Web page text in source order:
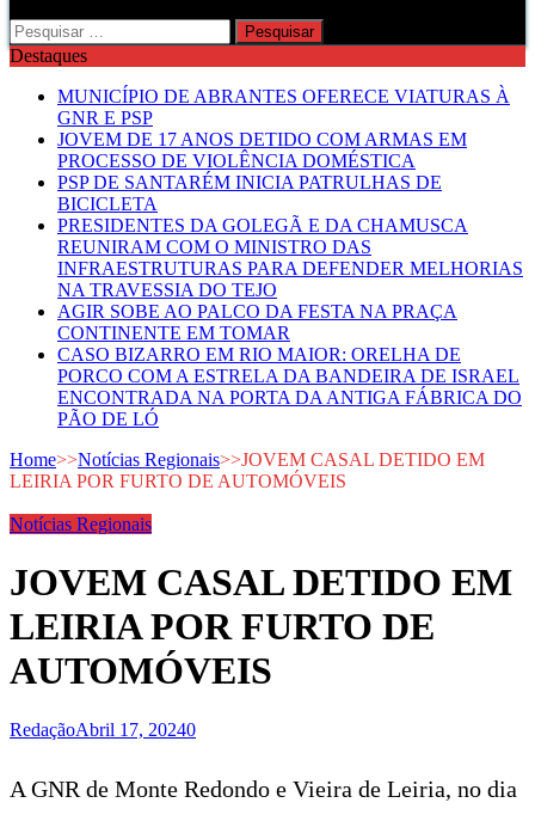
Pesquisar
por:
Destaques
MUNICÍPIO DE ABRANTES OFERECE VIATURAS À
GNR E PSP
JOVEM DE 17 ANOS DETIDO COM ARMAS EM
PROCESSO DE VIOLÊNCIA DOMÉSTICA
PSP DE SANTARÉM INICIA PATRULHAS DE
BICICLETA
PRESIDENTES DA GOLEGÃ E DA CHAMUSCA
REUNIRAM COM O MINISTRO DAS
INFRAESTRUTURAS PARA DEFENDER MELHORIAS
NA TRAVESSIA DO TEJO
AGIR SOBE AO PALCO DA FESTA NA PRAÇA
CONTINENTE EM TOMAR
CASO BIZARRO EM RIO MAIOR: ORELHA DE
PORCO COM A ESTRELA DA BANDEIRA DE ISRAEL
ENCONTRADA NA PORTA DA ANTIGA FÁBRICA DO
PÃO DE LÓ
Home>>Notícias Regionais>>JOVEM CASAL DETIDO EM
LEIRIA POR FURTO DE AUTOMÓVEIS
Notícias Regionais
JOVEM CASAL DETIDO EM
LEIRIA POR FURTO DE
AUTOMÓVEIS
RedaçãoAbril 17, 20240
A GNR de Monte Redondo e Vieira de Leiria, no dia